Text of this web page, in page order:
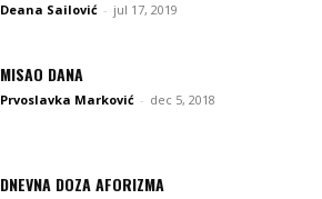
Deana Sailović - jul 17, 2019
MISAO DANA
Prvoslavka Marković - dec 5, 2018
DNEVNA DOZA AFORIZMA